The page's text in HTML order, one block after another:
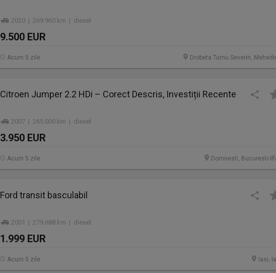
2020 | 269.960 km | diesel
9.500 EUR
Drobeta Turnu Severin,
Acum 5 zile
Citroen Jumper 2.2 HDi – Corect Descris, Investiții Recente
2007 | 265.000 km | diesel
3.950 EUR
Domnesti, Bucuresti-
Acum 5 zile
Ford transit basculabil
2001 | 279.688 km | diesel
1.999 EUR
Iasi,
Acum 5 zile